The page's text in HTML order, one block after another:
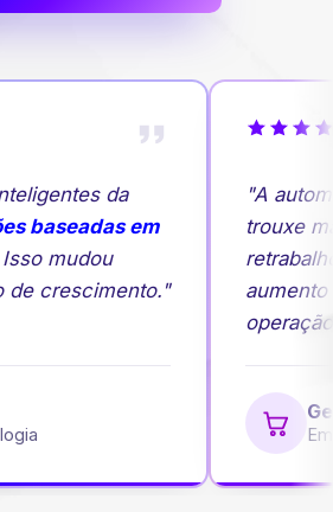
da
baseadas em
mudou
crescimento."
"A
trouxe
aumento